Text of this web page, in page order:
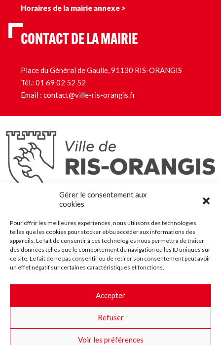
Gérer le consentement aux
cookies
Pour offrir les meilleures expériences, nous utilisons des technologies
telles que les cookies pour stocker et/ou accéder aux informations des
appareils. Le fait de consentir à ces technologies nous permettra de traiter
des données telles que le comportement de navigation ou les ID uniques sur
ce site. Le fait de ne pas consentir ou de retirer son consentement peut avoir
un effet négatif sur certaines caractéristiques et fonctions.
Accepter
Refuser
Voir les préférences
Horaires de la mairie annexe >
CONTACT DE LA MAIRIE
Place du Général de Gaulle, 91130 RIS-ORANGIS
Tél.: 01 69 02 52 52
Email : contact@ville-ris-orangis.fr
Ris-Orangis
@2022 — Tous droits réservés
Plan du site
Contact
Accessibilité
Crédits
Les marchés publics
Suggestions & Améliorations
Facebook
InstaTwitterYoutube